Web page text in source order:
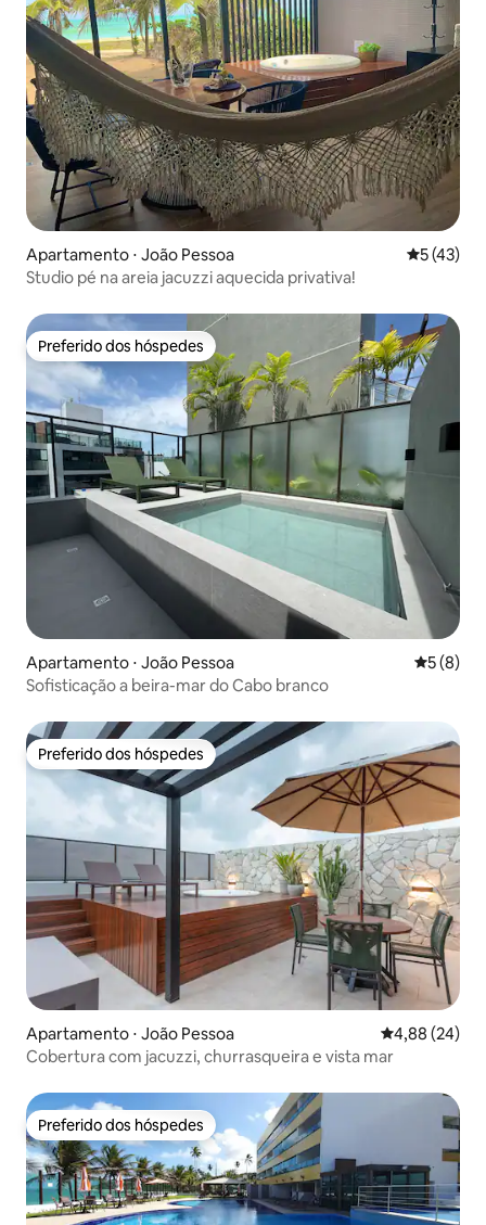
Apartamento ⋅ João Pessoa 5 de uma
5 (43)
Studio pé na areia jacuzzi aquecida privativa!
Preferido dos hóspedes
Preferido dos hóspedes
Apartamento ⋅ João Pessoa 5 de
5 (8)
Sofisticação a beira-mar do Cabo branco
Preferido dos hóspedes
Preferido dos hóspedes
Apartamento ⋅ João Pessoa 4,88 de uma
4,88 (24)
Cobertura com jacuzzi, churrasqueira e vista mar
Preferido dos hóspedes
Preferido dos hóspedes